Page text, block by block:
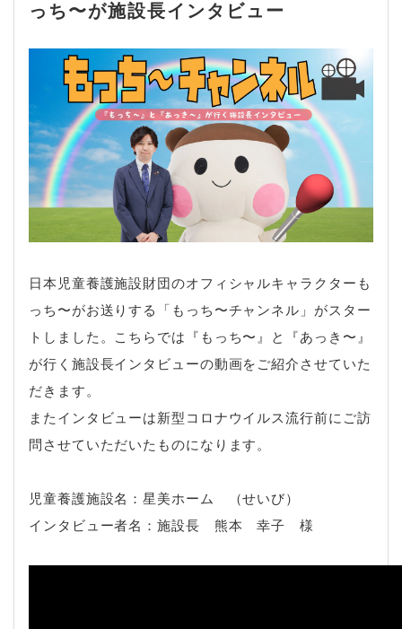
っち〜が施設長インタビュー
日本児童養護施設財団のオフィシャルキャラクターも
っち〜がお送りする「もっち〜チャンネル」がスター
トしました。こちらでは『もっち〜』と『あっき〜』
が行く施設長インタビューの動画をご紹介させていた
だきます。
またインタビューは新型コロナウイルス流行前にご訪
問させていただいたものになります。
児童養護施設名：星美ホーム （せいび）
インタビュー者名：施設長 熊本 幸子 様